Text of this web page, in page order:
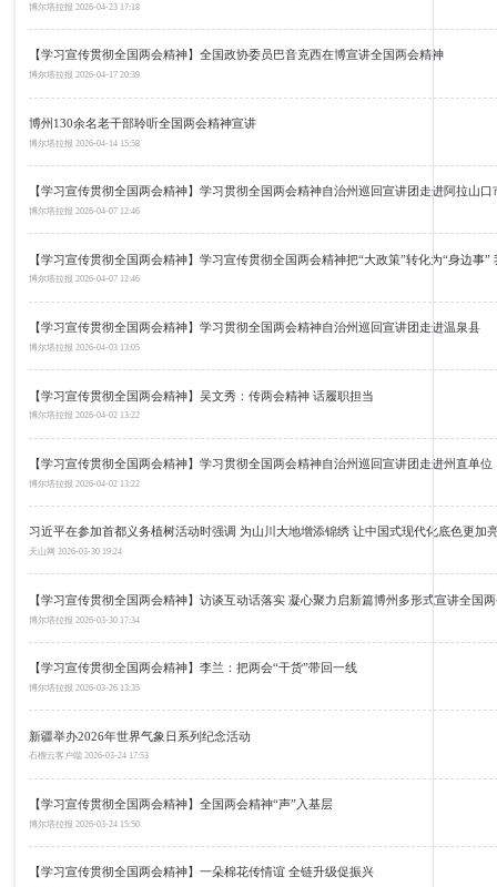
博尔塔拉报2026-04-23 17:18
【学习宣传贯彻全国两会精神】全国政协委员巴音克西在博宣讲全国两会精神
博尔塔拉报2026-04-17 20:39
博州130余名老干部聆听全国两会精神宣讲
博尔塔拉报2026-04-14 15:58
【学习宣传贯彻全国两会精神】学习贯彻全国两会精神自治州巡回宣讲团走进阿拉山口
博尔塔拉报2026-04-07 12:46
【学习宣传贯彻全国两会精神】学习宣传贯彻全国两会精神把“大政策”转化为“身边事
博尔塔拉报2026-04-07 12:46
【学习宣传贯彻全国两会精神】学习贯彻全国两会精神自治州巡回宣讲团走进温泉县
博尔塔拉报2026-04-03 13:05
【学习宣传贯彻全国两会精神】吴文秀：传两会精神 话履职担当
博尔塔拉报2026-04-02 13:22
【学习宣传贯彻全国两会精神】学习贯彻全国两会精神自治州巡回宣讲团走进州直单位
博尔塔拉报2026-04-02 13:22
习近平在参加首都义务植树活动时强调 为山川大地增添锦绣 让中国式现代化底色更加
天山网2026-03-30 19:24
【学习宣传贯彻全国两会精神】访谈互动话落实 凝心聚力启新篇博州多形式宣讲全国
博尔塔拉报2026-03-30 17:34
【学习宣传贯彻全国两会精神】李兰：把两会“干货”带回一线
博尔塔拉报2026-03-26 13:35
新疆举办2026年世界气象日系列纪念活动
石榴云客户端2026-03-24 17:53
【学习宣传贯彻全国两会精神】全国两会精神“声”入基层
博尔塔拉报2026-03-24 15:50
【学习宣传贯彻全国两会精神】一朵棉花传情谊 全链升级促振兴